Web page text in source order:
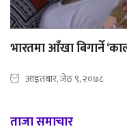
भारतमा आँखा बिगार्ने
आइतबार, जेठ ९, २०७८
ताजा समाचार